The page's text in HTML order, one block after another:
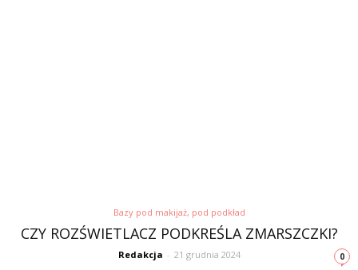
Bazy pod makijaż, pod podkład
CZY ROZŚWIETLACZ PODKREŚLA ZMARSZCZKI?
Redakcja - 21 grudnia 2024 0